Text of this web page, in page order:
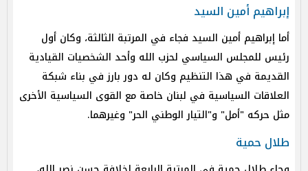
إبراهيم أمين السيد
أما إبراهيم أمين السيد فجاء في المرتبة الثالثة، وكان أول
رئيس للمجلس السياسي لحزب الله وأحد الشخصيات القيادية
القديمة في هذا التنظيم وكان له دور بارز في بناء شبكة
العلاقات السياسية في لبنان خاصة مع القوى السياسية الأخرى
مثل حركه "أمل" و"التيار الوطني الحر" وغيرهما.
طلال حمية